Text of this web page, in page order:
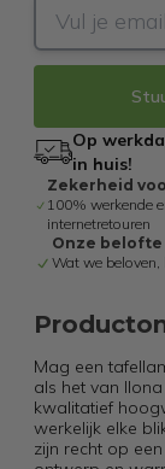
Op
in huis!
Zekerheid
100% werkende
internetretouren
Onze belofte
Wat we beloven,
Mag een
als het van
kwalitatief
werkelijk elke
zijn recht op